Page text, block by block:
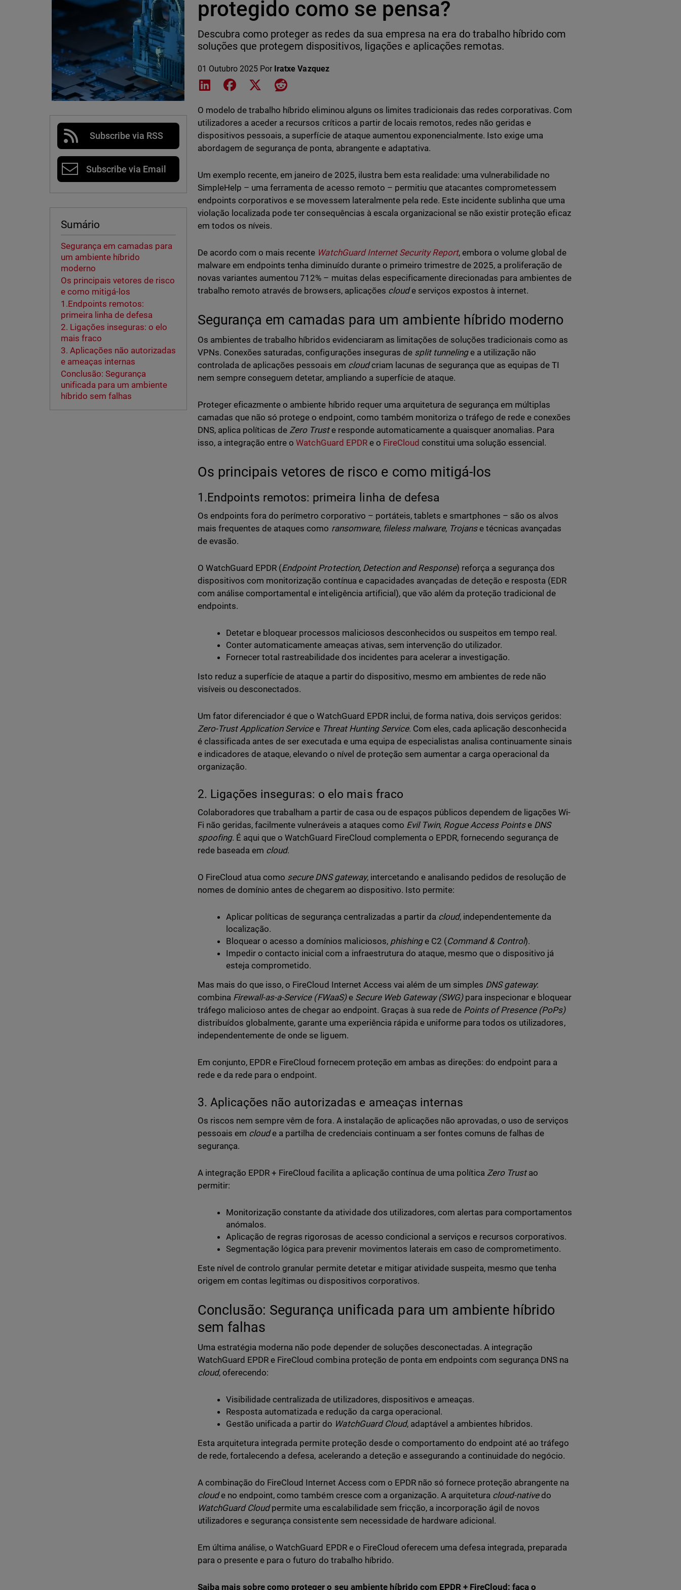
Subscribe via RSS
Subscribe via Email
Sumário
Segurança em camadas para
um ambiente híbrido
moderno
Os principais vetores de risco
e como mitigá-los
1.Endpoints remotos:
primeira linha de defesa
2. Ligações inseguras: o elo
mais fraco
3. Aplicações não autorizadas
e ameaças internas
Conclusão: Segurança
unificada para um ambiente
híbrido sem falhas
protegido como se pensa?
Descubra como proteger as redes da sua empresa na era do trabalho híbrido com
soluções que protegem dispositivos, ligações e aplicações remotas.
01 Outubro 2025 Por Iratxe Vazquez
Share on LinkedIn
Share on Facebook
Share on XShare on Reddit
O modelo de trabalho híbrido eliminou alguns os limites tradicionais das redes corporativas. Com
utilizadores a aceder a recursos críticos a partir de locais remotos, redes não geridas e
dispositivos pessoais, a superfície de ataque aumentou exponencialmente. Isto exige uma
abordagem de segurança de ponta, abrangente e adaptativa.
Um exemplo recente, em janeiro de 2025, ilustra bem esta realidade: uma vulnerabilidade no
SimpleHelp – uma ferramenta de acesso remoto – permitiu que atacantes comprometessem
endpoints corporativos e se movessem lateralmente pela rede. Este incidente sublinha que uma
violação localizada pode ter consequências à escala organizacional se não existir proteção eficaz
em todos os níveis.
De acordo com o mais recente WatchGuard Internet Security Report, embora o volume global de
malware em endpoints tenha diminuído durante o primeiro trimestre de 2025, a proliferação de
novas variantes aumentou 712% – muitas delas especificamente direcionadas para ambientes de
trabalho remoto através de browsers, aplicações cloude serviços expostos à internet.
Segurança em camadas para um ambiente híbrido moderno
Os ambientes de trabalho híbridos evidenciaram as limitações de soluções tradicionais como as
VPNs. Conexões saturadas, configurações inseguras de split tunnelinge a utilização não
controlada de aplicações pessoais em cloudcriam lacunas de segurança que as equipas de TI
nem sempre conseguem detetar, ampliando a superfície de ataque.
Proteger eficazmente o ambiente híbrido requer uma arquitetura de segurança em múltiplas
camadas que não só protege o endpoint, como também monitoriza o tráfego de rede e conexões
DNS, aplica políticas de Zero Truste responde automaticamente a quaisquer anomalias. Para
isso, a integração entre oWatchGuard EPDRe o FireCloud constitui uma solução essencial.
Os principais vetores de risco e como mitigá-los
1.Endpoints remotos: primeira linha de defesa
Os endpoints fora do perímetro corporativo – portáteis, tablets e smartphones – são os alvos
mais frequentes de ataques como ransomware, fileless malware, Trojanse técnicas avançadas
de evasão.
O WatchGuard EPDR (Endpoint Protection, Detection and Response) reforça a segurança dos
dispositivos com monitorização contínua e capacidades avançadas de deteção e resposta (EDR
com análise comportamental e inteligência artificial), que vão além da proteção tradicional de
endpoints.
Detetar e bloquear processos maliciosos desconhecidos ou suspeitos em tempo real.
Conter automaticamente ameaças ativas, sem intervenção do utilizador.
Fornecer total rastreabilidade dos incidentes para acelerar a investigação.
Isto reduz a superfície de ataque a partir do dispositivo, mesmo em ambientes de rede não
visíveis ou desconectados.
Um fator diferenciador é que o WatchGuard EPDR inclui, de forma nativa, dois serviços geridos:
Zero-Trust Application Servicee Threat Hunting Service. Com eles, cada aplicação desconhecida
é classificada antes de ser executada e uma equipa de especialistas analisa continuamente sinais
e indicadores de ataque, elevando o nível de proteção sem aumentar a carga operacional da
organização.
2. Ligações inseguras: o elo mais fraco
Colaboradores que trabalham a partir de casa ou de espaços públicos dependem de ligações Wi-
Fi não geridas, facilmente vulneráveis a ataques como Evil Twin, Rogue Access Pointse DNS
spoofing. É aqui que o WatchGuard FireCloud complementa o EPDR, fornecendo segurança de
rede baseada em cloud.
O FireCloud atua como secure DNS gateway, intercetando e analisando pedidos de resolução de
nomes de domínio antes de chegarem ao dispositivo. Isto permite:
Aplicar políticas de segurança centralizadas a partir da cloud, independentemente da
localização.
Bloquear o acesso a domínios maliciosos, phishinge C2 (Command & Control).
Impedir o contacto inicial com a infraestrutura do ataque, mesmo que o dispositivo já
esteja comprometido.
Mas mais do que isso, o FireCloud Internet Access vai além de um simples DNS gateway:
combina Firewall-as-a-Service (FWaaS)e Secure Web Gateway (SWG)para inspecionar e bloquear
tráfego malicioso antes de chegar ao endpoint. Graças à sua rede de Points of Presence (PoPs)
distribuídos globalmente, garante uma experiência rápida e uniforme para todos os utilizadores,
independentemente de onde se liguem.
Em conjunto, EPDR e FireCloud fornecem proteção em ambas as direções: do endpoint para a
rede e da rede para o endpoint.
3. Aplicações não autorizadas e ameaças internas
Os riscos nem sempre vêm de fora. A instalação de aplicações não aprovadas, o uso de serviços
pessoais em cloude a partilha de credenciais continuam a ser fontes comuns de falhas de
segurança.
A integração EPDR + FireCloud facilita a aplicação contínua de uma política Zero Trustao
permitir:
Monitorização constante da atividade dos utilizadores, com alertas para comportamentos
anómalos.
Aplicação de regras rigorosas de acesso condicional a serviços e recursos corporativos.
Segmentação lógica para prevenir movimentos laterais em caso de comprometimento.
Este nível de controlo granular permite detetar e mitigar atividade suspeita, mesmo que tenha
origem em contas legítimas ou dispositivos corporativos.
Conclusão: Segurança unificada para um ambiente híbrido
sem falhas
Uma estratégia moderna não pode depender de soluções desconectadas. A integração
WatchGuard EPDR e FireCloud combina proteção de ponta em endpoints com segurança DNS na
cloud, oferecendo:
Visibilidade centralizada de utilizadores, dispositivos e ameaças.
Resposta automatizada e redução da carga operacional.
Gestão unificada a partir do WatchGuard Cloud, adaptável a ambientes híbridos.
Esta arquitetura integrada permite proteção desde o comportamento do endpoint até ao tráfego
de rede, fortalecendo a defesa, acelerando a deteção e assegurando a continuidade do negócio.
A combinação do FireCloud Internet Access com o EPDR não só fornece proteção abrangente na
cloude no endpoint, como também cresce com a organização. A arquitetura cloud-nativedo
WatchGuard Cloudpermite uma escalabilidade sem fricção, a incorporação ágil de novos
utilizadores e segurança consistente sem necessidade de hardware adicional.
Em última análise, o WatchGuard EPDR e o FireCloud oferecem uma defesa integrada, preparada
para o presente e para o futuro do trabalho híbrido.
Saiba mais sobre como proteger o seu ambiente híbrido com EPDR + FireCloud: faça o